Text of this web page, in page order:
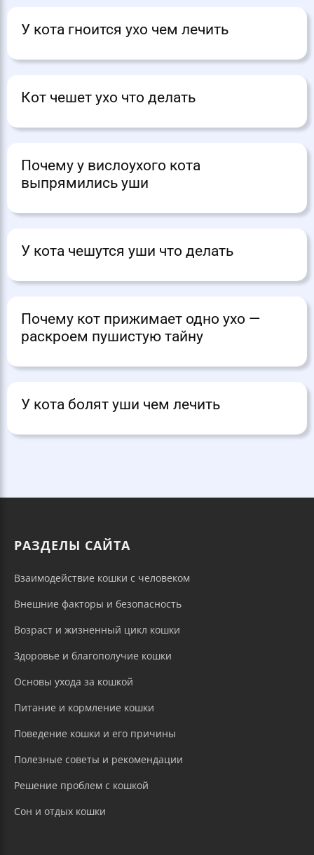
У кота гноится ухо чем лечить
Кот чешет ухо что делать
Почему у вислоухого кота
выпрямились уши
У кота чешутся уши что делать
Почему кот прижимает одно ухо —
раскроем пушистую тайну
У кота болят уши чем лечить
РАЗДЕЛЫ САЙТА
Взаимодействие кошки с человеком
Внешние факторы и безопасность
Возраст и жизненный цикл кошки
Здоровье и благополучие кошки
Основы ухода за кошкой
Питание и кормление кошки
Поведение кошки и его причины
Полезные советы и рекомендации
Решение проблем с кошкой
Сон и отдых кошки